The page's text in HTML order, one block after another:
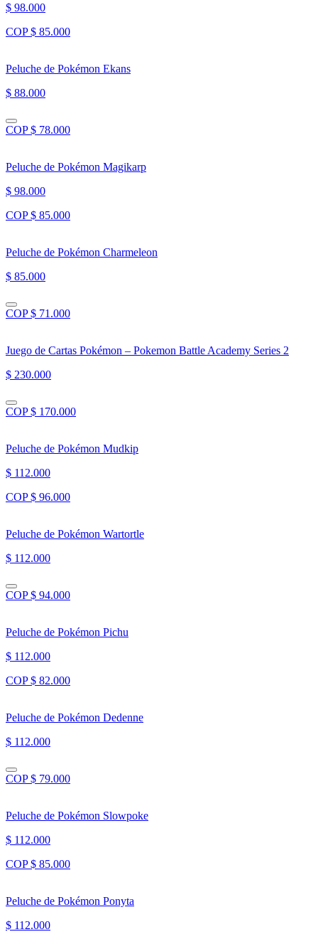
$ 98.000
COP $ 85.000
Peluche de Pokémon Ekans
$ 88.000
COP $ 78.000
Peluche de Pokémon Magikarp
$ 98.000
COP $ 85.000
Peluche de Pokémon Charmeleon
$ 85.000
COP $ 71.000
Juego de Cartas Pokémon – Pokemon Battle Academy Series 2
$ 230.000
COP $ 170.000
Peluche de Pokémon Mudkip
$ 112.000
COP $ 96.000
Peluche de Pokémon Wartortle
$ 112.000
COP $ 94.000
Peluche de Pokémon Pichu
$ 112.000
COP $ 82.000
Peluche de Pokémon Dedenne
$ 112.000
COP $ 79.000
Peluche de Pokémon Slowpoke
$ 112.000
COP $ 85.000
Peluche de Pokémon Ponyta
$ 112.000